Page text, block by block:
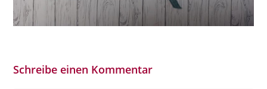
Schreibe einen Kommentar